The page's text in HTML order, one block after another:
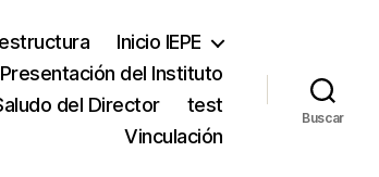
Inicio IEPE
Presentación del Instituto
del Director
test
Vinculación
Buscar